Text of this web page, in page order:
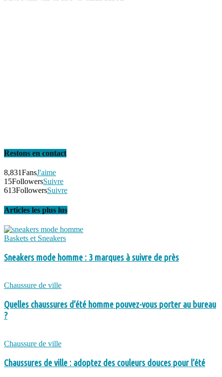
Restons en contact
8,831FansJ'aime
15FollowersSuivre
613FollowersSuivre
Articles les plus lus
Baskets et Sneakers
Sneakers mode homme : 3 marques à suivre de près
Chaussure de ville
Quelles chaussures d’été homme pouvez-vous porter au bureau
?
Chaussure de ville
Chaussures de ville : adoptez des couleurs douces pour l’été